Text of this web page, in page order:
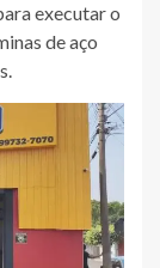
executar o
de aço